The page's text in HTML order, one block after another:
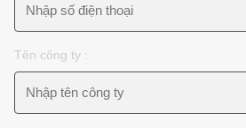
Tên công ty :